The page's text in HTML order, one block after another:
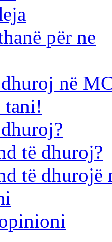
për ne
dhuroj në
tani!
të dhuroj?
të dhurojë